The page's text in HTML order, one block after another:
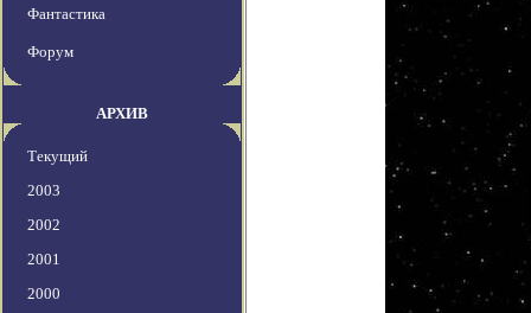
Фантастика
Форум
АРХИВ
Текущий
2003
2002
2001
2000